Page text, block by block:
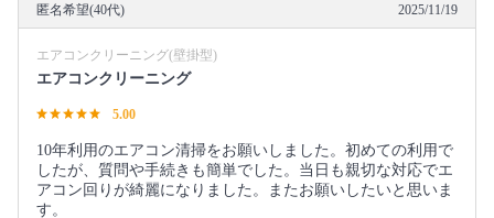
匿名希望(40代) 2025/11/19
エアコンクリーニング(壁掛型)
エアコンクリーニング
5.00
10年利用のエアコン清掃をお願いしました。初めての利用で
したが、質問や手続きも簡単でした。当日も親切な対応でエ
アコン回りが綺麗になりました。またお願いしたいと思いま
す。